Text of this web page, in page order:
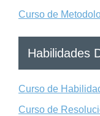
Curso de
Habilidades
Curso de
Curso de